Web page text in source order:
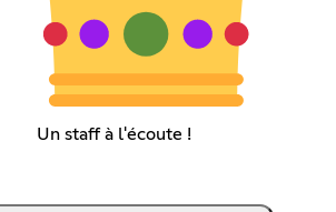
Un staff à l'écoute !